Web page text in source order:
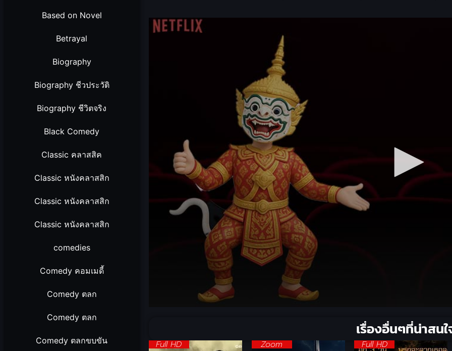
Based on Novel
Betrayal
Biography
Biography ชีวประวัติ
Biography ชีวิตจริง
Black Comedy
Classic คลาสสิค
Classic หนังคลาสสิก
Classic หนังคลาสสิก
Classic หนังคลาสสิก
comedies
Comedy คอมเมดี้
Comedy ตลก
Comedy ตลก
Comedy ตลกขบขัน
เรื่องอื่นๆที่น่าสน
Full HD Zoom Full HD